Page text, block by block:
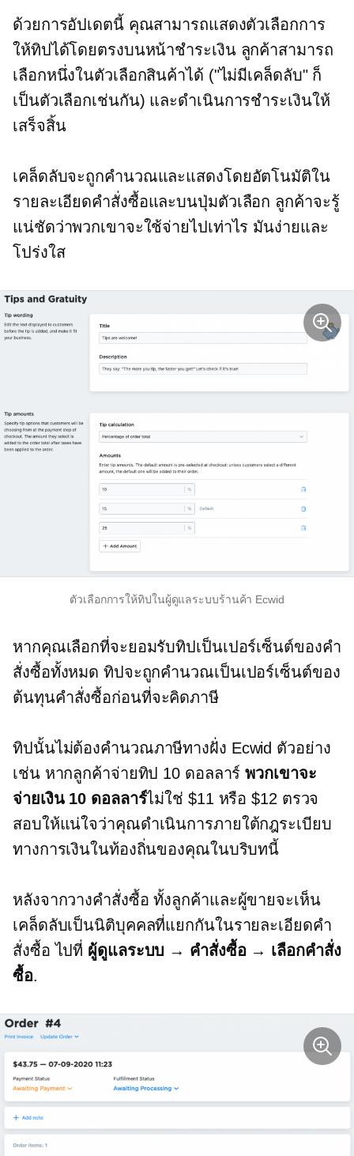
ด้วยการอัปเดตนี้ คุณสามารถแสดงตัวเลือกการ
ให้ทิปได้โดยตรงบนหน้าชำระเงิน ลูกค้าสามารถ
เลือกหนึ่งในตัวเลือกสินค้าได้ ("ไม่มีเคล็ดลับ" ก็
เป็นตัวเลือกเช่นกัน) และดำเนินการชำระเงินให้
เสร็จสิ้น
เคล็ดลับจะถูกคำนวณและแสดงโดยอัตโนมัติใน
รายละเอียดคำสั่งซื้อและบนปุ่มตัวเลือก ลูกค้าจะรู้
แน่ชัดว่าพวกเขาจะใช้จ่ายไปเท่าไร มันง่ายและ
โปร่งใส
ตัวเลือกการให้ทิปในผู้ดูแลระบบร้านค้า Ecwid
หากคุณเลือกที่จะยอมรับทิปเป็นเปอร์เซ็นต์ของคำ
สั่งซื้อทั้งหมด ทิปจะถูกคำนวณเป็นเปอร์เซ็นต์ของ
ต้นทุนคำสั่งซื้อก่อนที่จะคิดภาษี
ทิปนั้นไม่ต้องคำนวณภาษีทางฝั่ง Ecwid ตัวอย่าง
เช่น หากลูกค้าจ่ายทิป 10 ดอลลาร์พวกเขาจะ
จ่ายเงิน 10 ดอลลาร์ไม่ใช่ $11 หรือ $12 ตรวจ
สอบให้แน่ใจว่าคุณดำเนินการภายใต้กฎระเบียบ
ทางการเงินในท้องถิ่นของคุณในบริบทนี้
หลังจากวางคำสั่งซื้อ ทั้งลูกค้าและผู้ขายจะเห็น
เคล็ดลับเป็นนิติบุคคลที่แยกกันในรายละเอียดคำ
สั่งซื้อ ไปที่ ผู้ดูแลระบบ → คำสั่งซื้อ → เลือกคำสั่ง
ซื้อ.